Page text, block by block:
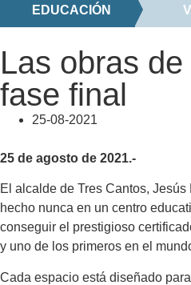
EDUCACIÓN
Las obras
fase final
25-08-2021
25 de agosto de 2021.-
El alcalde de Tres Cantos,
hecho nunca en un centro
conseguir el prestigioso
y uno de los primeros en el
Cada espacio está diseñado